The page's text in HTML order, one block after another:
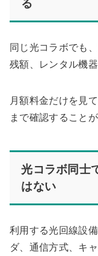
る
同じ光コラボでも
残額、レンタル機
月額料金だけを見
まで確認することが
光コラボ同士
はない
利用する光回線設
ダ、通信方式、キ